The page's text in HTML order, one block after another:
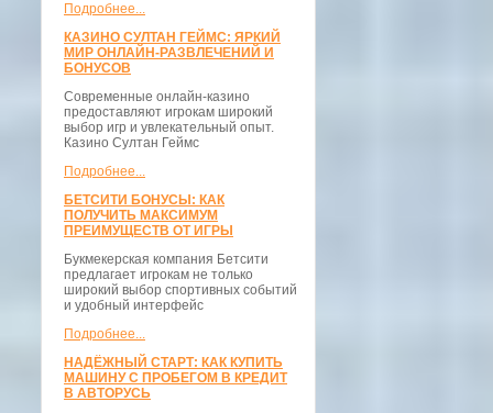
Подробнее...
КАЗИНО СУЛТАН ГЕЙМС: ЯРКИЙ
МИР ОНЛАЙН-РАЗВЛЕЧЕНИЙ И
БОНУСОВ
Современные онлайн-казино
предоставляют игрокам широкий
выбор игр и увлекательный опыт.
Казино Султан Геймс
Подробнее...
БЕТСИТИ БОНУСЫ: КАК
ПОЛУЧИТЬ МАКСИМУМ
ПРЕИМУЩЕСТВ ОТ ИГРЫ
Букмекерская компания Бетсити
предлагает игрокам не только
широкий выбор спортивных событий
и удобный интерфейс
Подробнее...
НАДЁЖНЫЙ СТАРТ: КАК КУПИТЬ
МАШИНУ С ПРОБЕГОМ В КРЕДИТ
В АВТОРУСЬ